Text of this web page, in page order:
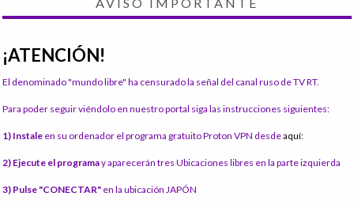
AVISO IMPORTANTE
¡ATENCIÓN!
El denominado "mundo libre" ha censurado la señal del canal ruso de TV RT.
Para poder seguir viéndolo en nuestro portal siga las instrucciones siguientes:
1) Instale en su ordenador el programa gratuito Proton VPN desdeaquí:
2) Ejecute el programay aparecerán tres Ubicaciones libres en la parte izquierda
3) Pulse "CONECTAR" en la ubicación JAPÓN